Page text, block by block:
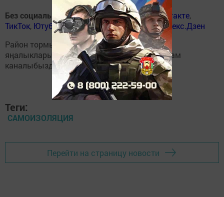
Без социаль челтәрләрдә:ВКонтакте,ВКонтакте,
ТикТок, Ютуб,Одноклассники,Телеграм,Яндекс.Дзен
Район тормышына кагылышлы иң мөһим
яңалыкларыбызныБалтаси_Хезмэттелеграм
каналыбызда да укыгыз.
Теги:
САМОИЗОЛЯЦИЯ
Перейти на страницу новости